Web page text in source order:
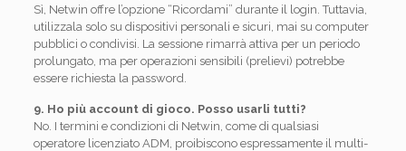
Sì, Netwin offre l’opzione “Ricordami” durante il login. Tuttavia,
utilizzala solo su dispositivi personali e sicuri, mai su computer
pubblici o condivisi. La sessione rimarrà attiva per un periodo
prolungato, ma per operazioni sensibili (prelievi) potrebbe
essere richiesta la password.
9. Ho più account di gioco. Posso usarli tutti?
No. I termini e condizioni di Netwin, come di qualsiasi
operatore licenziato ADM, proibiscono espressamente il multi-